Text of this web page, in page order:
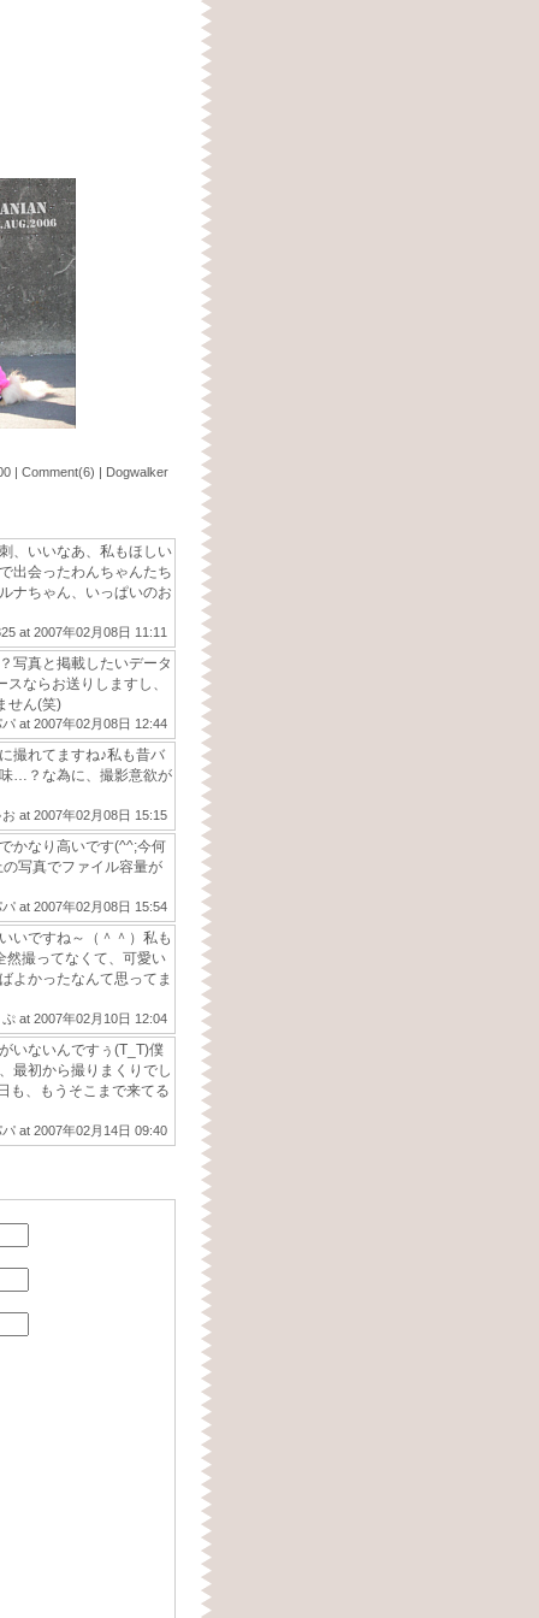
| Comment(6) | Dogwalker
、いいなあ、私もほしい
出会ったわんちゃんたち
ナちゃん、いっぱいのお
at 2007年02月08日 11:11
写真と掲載したいデータ
ならお送りしますし、
せん(笑)
パ at 2007年02月08日 12:44
撮れてますね♪私も昔バ
…？な為に、撮影意欲が
at 2007年02月08日 15:15
かなり高いです(^^;今何
写真でファイル容量が
パ at 2007年02月08日 15:54
いですね～（＾＾）私も
撮ってなくて、可愛い
よかったなんて思ってま
ぷ at 2007年02月10日 12:04
いないんですぅ(T_T)僕
最初から撮りまくりでし
も、もうそこまで来てる
パ at 2007年02月14日 09:40